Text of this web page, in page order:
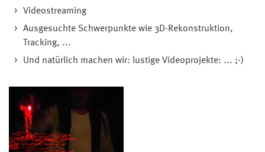
Videostreaming
Ausgesuchte Schwerpunkte wie 3D-Rekonstruktion,
Tracking, ...
Und natürlich machen wir: lustige Videoprojekte: ... ;-)